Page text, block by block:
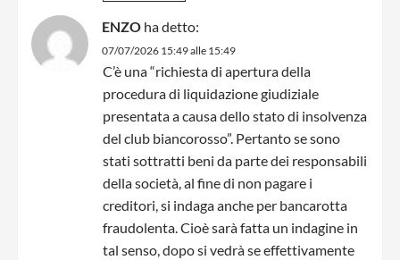
ENZO ha detto:
07/07/2026 15:49 alle 15:49
C’è una “richiesta di apertura della
procedura di liquidazione giudiziale
presentata a causa dello stato di insolvenza
del club biancorosso”. Pertanto se sono
stati sottratti beni da parte dei responsabili
della società, al fine di non pagare i
creditori, si indaga anche per bancarotta
fraudolenta. Cioè sarà fatta un indagine in
tal senso, dopo si vedrà se effettivamente